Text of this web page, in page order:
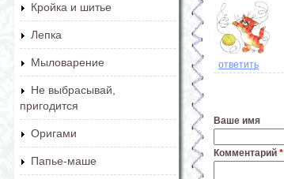
Кройка и шитье
Лепка
Мыловарение
Не выбрасывай,
пригодится
Оригами
Папье-маше
ответить
Ваше имя
Комментарий *